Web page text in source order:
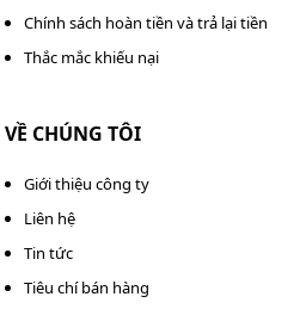
Chính sách hoàn tiền và trả lại tiền
Thắc mắc khiếu nại
VỀ CHÚNG TÔI
Giới thiệu công ty
Liên hệ
Tin tức
Tiêu chí bán hàng